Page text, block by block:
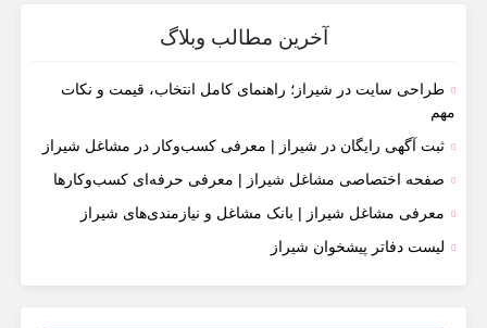
آخرین مطالب وبلاگ
طراحی سایت در شیراز؛ راهنمای کامل انتخاب، قیمت و نکات
مهم
ثبت آگهی رایگان در شیراز | معرفی کسب‌وکار در مشاغل شیراز
صفحه اختصاصی مشاغل شیراز | معرفی حرفه‌ای کسب‌وکارها
معرفی مشاغل شیراز | بانک مشاغل و نیازمندی‌های شیراز
لیست دفاتر پیشخوان شیراز